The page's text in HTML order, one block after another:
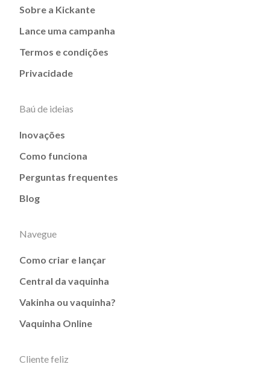
Sobre a Kickante
Lance uma campanha
Termos e condições
Privacidade
Baú de ideias
Inovações
Como funciona
Perguntas frequentes
Blog
Navegue
Como criar e lançar
Central da vaquinha
Vakinha ou vaquinha?
Vaquinha Online
Cliente feliz